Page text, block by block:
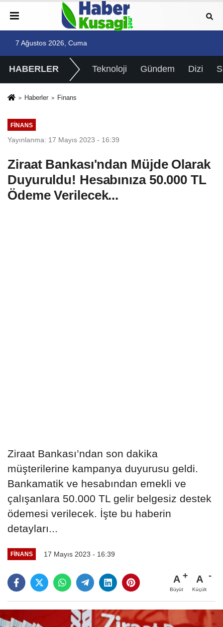
7 Ağustos 2026, Cuma
HABERLER Teknoloji Gündem Dizi
Haberler Finans
FINANS
Yayınlanma: 17 Mayıs 2023 - 16:39
Ziraat Bankası'ndan Müjde Olarak
Duyuruldu! Hesabınıza 50.000 TL
Ödeme Verilecek...
Ziraat Bankası’ndan son dakika
müşterilerine kampanya duyurusu geldi.
Bankamatik ve hesabından emekli ve
çalışanlara 50.000 TL gelir belgesiz destek
ödemesi verilecek. İşte bu haberin
detayları...
FINANS 17 Mayıs 2023 - 16:39
A
Büyüt
A
Küçült